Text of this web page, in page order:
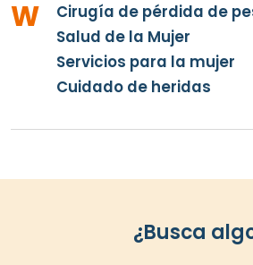
W
Cirugía de pérdida de
Salud de la Mujer
Servicios para la mujer
Cuidado de heridas
¿Busca